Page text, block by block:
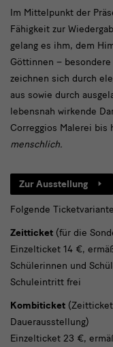
Im Mittelpunkt der
Fähigkeit zur
gelang es ihm, dem
Göttinnen –
zeichnen sich durch
aus sowie durch
lebensnah wirkende
Correggios Malerei bis
menschlich.
Zur Ausstellung
Folgende
Zeitticket (für die
Einzelticket 14 €,
Schülerinnen und
Schuleintritt frei
Kombiticket
Dauerausstellung)
Einzelticket 23 €,